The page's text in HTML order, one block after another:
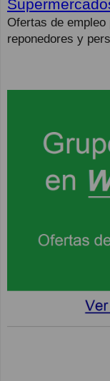
Ofertas de
reponedores y